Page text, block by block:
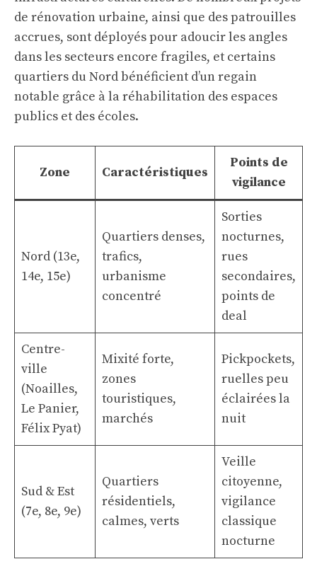
de rénovation urbaine, ainsi que des patrouilles
accrues, sont déployés pour adoucir les angles
dans les secteurs encore fragiles, et certains
quartiers du Nord bénéficient d’un regain
notable grâce à la réhabilitation des espaces
publics et des écoles.
Zone Caractéristiques
Points de
vigilance
Nord (13e,
14e, 15e)
Quartiers denses,
trafics,
urbanisme
concentré
Sorties
nocturnes,
rues
secondaires,
points de
deal
Centre-
ville
(Noailles,
Le Panier,
Félix Pyat)
Mixité forte,
zones
touristiques,
marchés
Pickpockets,
ruelles peu
éclairées la
nuit
Sud & Est
(7e, 8e, 9e)
Quartiers
résidentiels,
calmes, verts
Veille
citoyenne,
vigilance
classique
nocturne